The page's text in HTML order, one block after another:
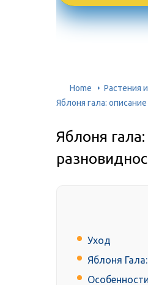
Home
Растения
Яблоня гала:
Яблоня
Уход
Яблоня